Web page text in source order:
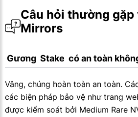
Câu hỏi thường gặp
Mirrors
Gương  Stake  có an toàn
Vâng, chúng hoàn toàn an toàn.
các biện pháp bảo vệ như trang
được kiểm soát bởi Medium Rare